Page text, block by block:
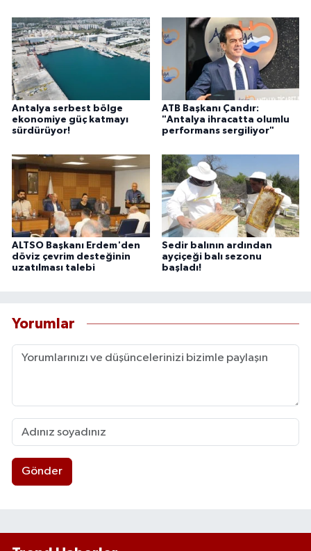
Antalya serbest bölge
ekonomiye güç katmayı
sürdürüyor!
ATB Başkanı Çandır:
"Antalya ihracatta olumlu
performans sergiliyor"
ALTSO Başkanı Erdem'den
döviz çevrim desteğinin
uzatılması talebi
Sedir balının ardından
ayçiçeği balı sezonu
başladı!
Yorumlar
Gönder